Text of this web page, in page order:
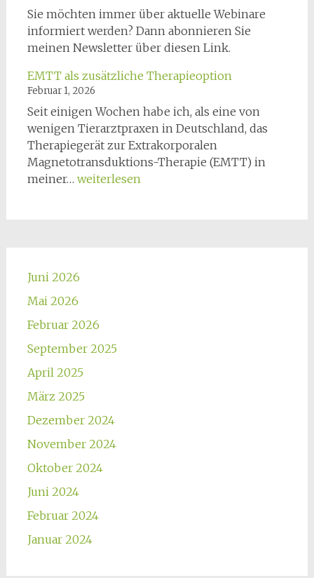
Sie möchten immer über aktuelle Webinare
informiert werden? Dann abonnieren Sie
meinen Newsletter über diesen Link.
EMTT als zusätzliche Therapieoption
Februar 1, 2026
Seit einigen Wochen habe ich, als eine von
wenigen Tierarztpraxen in Deutschland, das
Therapiegerät zur Extrakorporalen
Magnetotransduktions-Therapie (EMTT) in
meiner… EMTT
weiterlesen
Juni 2026
Mai 2026
Februar 2026
September 2025
April 2025
März 2025
Dezember 2024
November 2024
Oktober 2024
Juni 2024
Februar 2024
Januar 2024